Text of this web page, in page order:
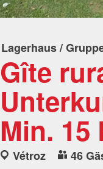
Lagerhaus /
Gîte
Min. 15
Vétroz 46